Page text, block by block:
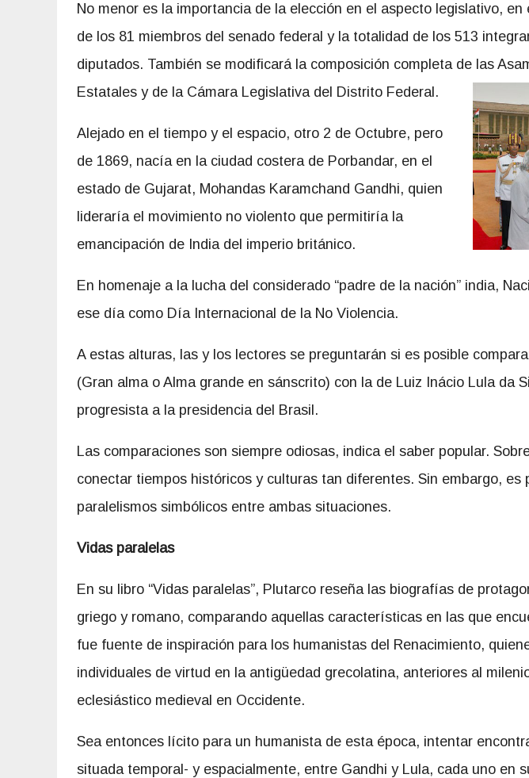
No menor es la importancia de la elección en el aspecto legislativo,
de los 81 miembros del senado federal y la totalidad de los 513
diputados. También se modificará la composición completa de las
Estatales y de la Cámara Legislativa del Distrito Federal.
Alejado en el tiempo y el espacio, otro 2 de Octubre, pero
de 1869, nacía en la ciudad costera de Porbandar, en el
estado de Gujarat, Mohandas Karamchand Gandhi, quien
lideraría el movimiento no violento que permitiría la
emancipación de India del imperio británico.
En homenaje a la lucha del considerado “padre de la nación” india,
ese día como Día Internacional de la No Violencia.
A estas alturas, las y los lectores se preguntarán si es posible
(Gran alma o Alma grande en sánscrito) con la de Luiz Inácio Lula da
progresista a la presidencia del Brasil.
Las comparaciones son siempre odiosas, indica el saber popular.
conectar tiempos históricos y culturas tan diferentes. Sin embargo, es
paralelismos simbólicos entre ambas situaciones.
Vidas paralelas
En su libro “Vidas paralelas”, Plutarco reseña las biografías de
griego y romano, comparando aquellas características en las que
fue fuente de inspiración para los humanistas del Renacimiento,
individuales de virtud en la antigüedad grecolatina, anteriores al
eclesiástico medieval en Occidente.
Sea entonces lícito para un humanista de esta época, intentar
situada temporal- y espacialmente, entre Gandhi y Lula, cada uno en